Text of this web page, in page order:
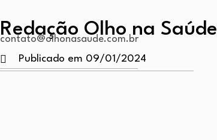
Redação Olho na Saúde
contato@olhonasaude.com.br
Publicado em 09/01/2024